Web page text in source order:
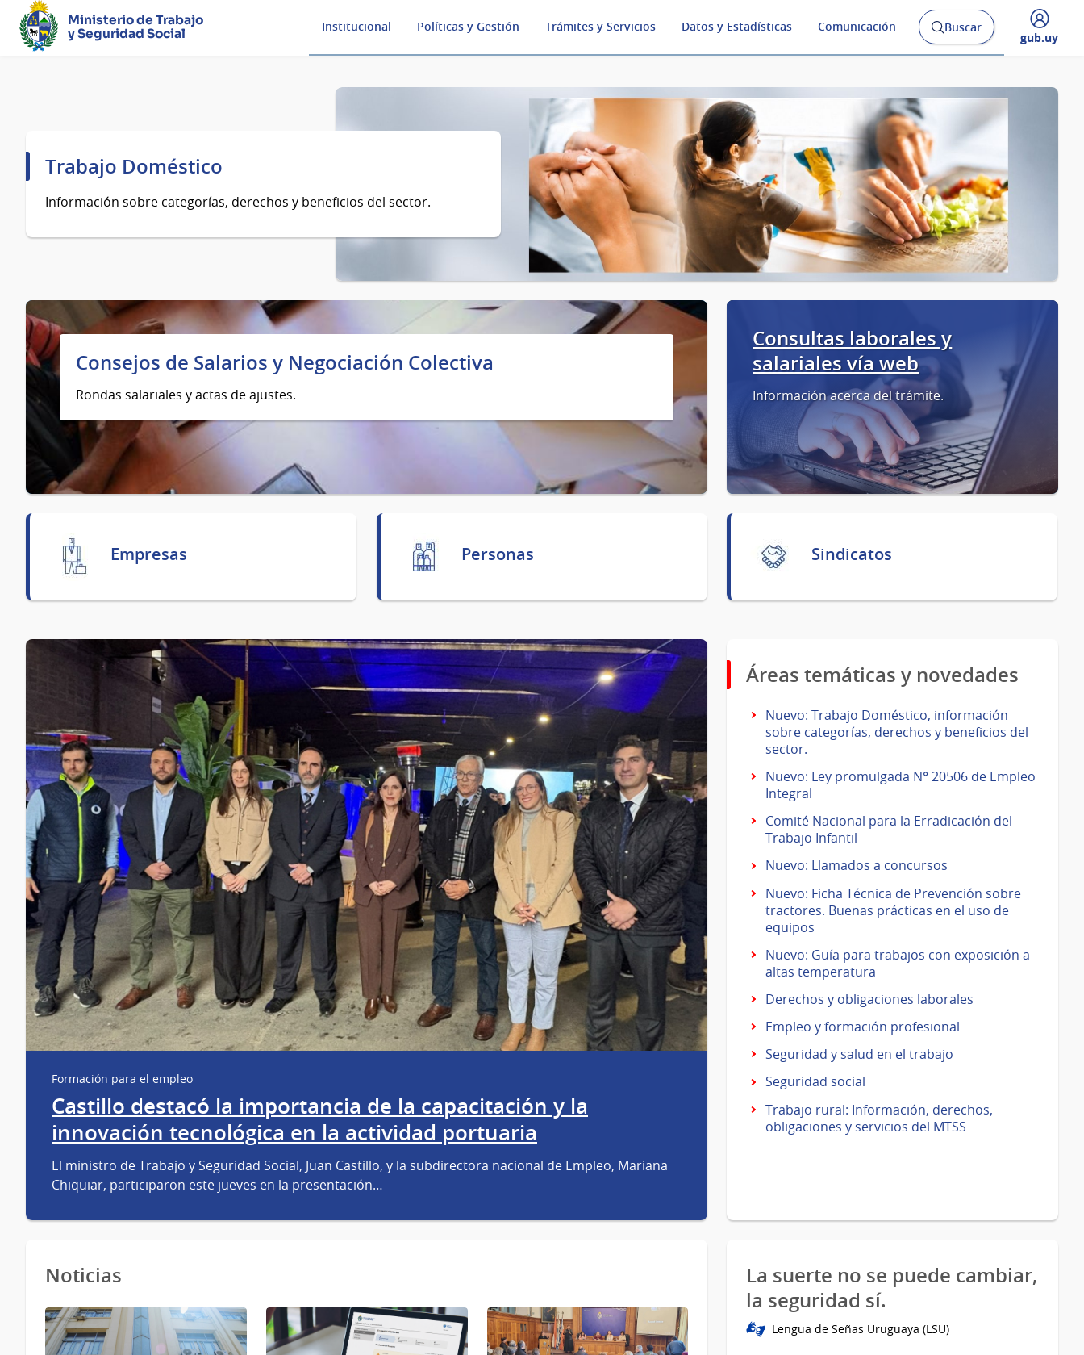
Ministerio de Trabajo
y Seguridad Social
Institucional Políticas y Gestión Trámites y Servicios Datos y Estadísticas Comunicación
Abrir
buscador
Buscar
Desplegar
gub.uy
principal
Trabajo Doméstico
Información sobre categorías, derechos y beneficios del sector.
Consejos de Salarios y Negociación Colectiva
Rondas salariales y actas de ajustes.
Consultas laborales y
salariales vía web
Información acerca del trámite.
Empresas Personas Sindicatos
Formación para el empleo
Castillo destacó la importancia de la capacitación y la
innovación tecnológica en la actividad portuaria
El ministro de Trabajo y Seguridad Social, Juan Castillo, y la subdirectora nacional de Empleo, Mariana
Chiquiar, participaron este jueves en la presentación…
Áreas temáticas y novedades
Nuevo: Trabajo Doméstico, información
sobre categorías, derechos y beneficios del
sector.
Nuevo: Ley promulgada N° 20506 de Empleo
Integral
Comité Nacional para la Erradicación del
Trabajo Infantil
Nuevo: Llamados a concursos
Nuevo: Ficha Técnica de Prevención sobre
tractores. Buenas prácticas en el uso de
equipos
Nuevo: Guía para trabajos con exposición a
altas temperatura
Derechos y obligaciones laborales
Empleo y formación profesional
Seguridad y salud en el trabajo
Seguridad social
Trabajo rural: Información, derechos,
obligaciones y servicios del MTSS
Noticias
La suerte no se puede cambiar,
la seguridad sí.
Lengua de Señas Uruguaya (LSU)